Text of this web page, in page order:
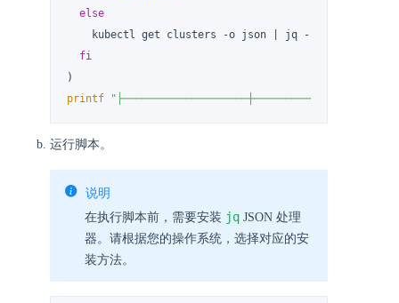
else
    kubectl get clusters -o json | jq -r
fi
printf
运行脚本。
说明
在执行脚本前，需要安装 jq JSON 处理
器。请根据您的操作系统，选择对应的安
装方法。